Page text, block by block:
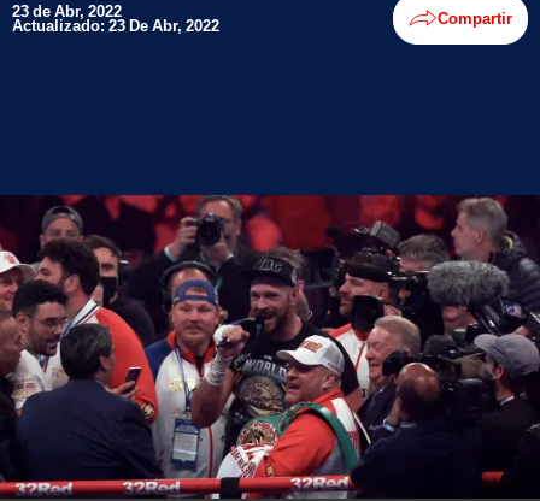
23 de Abr, 2022
Actualizado: 23 De Abr, 2022 Compartir